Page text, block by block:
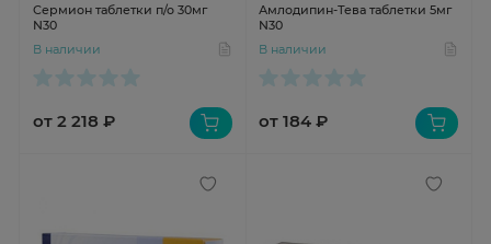
Сермион таблетки п/о 30мг
N30
В наличии
от 2 218 ₽
Амлодипин-Тева таблетки 5мг
N30
В наличии
от 184 ₽